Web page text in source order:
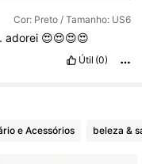
Cor: Preto / Tamanho: US6
. adorei 😍😍😍😍
Útil (0)
e Acessórios beleza &